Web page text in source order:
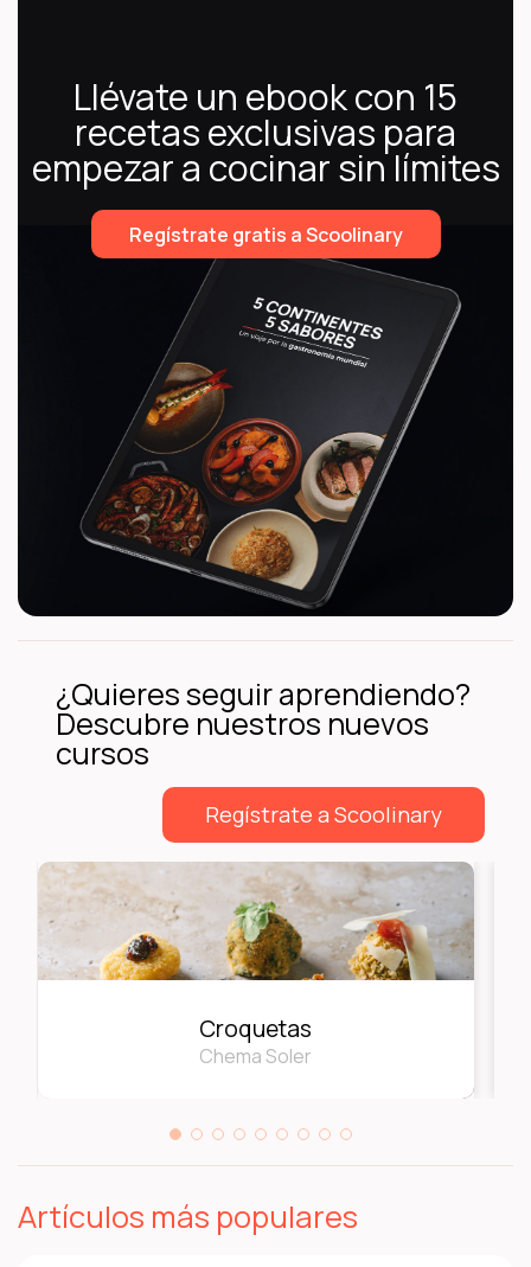
Llévate un ebook con 15
recetas exclusivas para
empezar a cocinar sin límites
Regístrate gratis a Scoolinary
¿Quieres seguir aprendiendo?
Descubre nuestros nuevos
cursos
Regístrate a Scoolinary
Croquetas
Chema Soler
Artículos más populares